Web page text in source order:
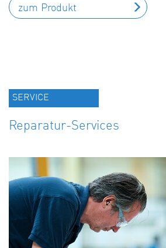
zum Produkt
SERVICE
Reparatur-Services